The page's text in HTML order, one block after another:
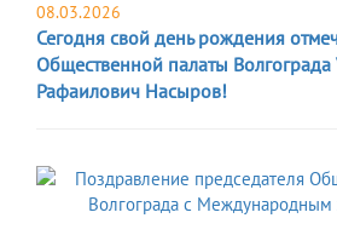
08.03.2026
Сегодня свой день рождения
Общественной палаты
Рафаилович Насыров!